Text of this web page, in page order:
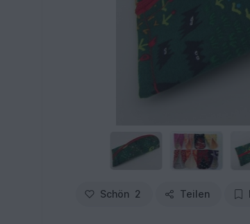
Schön 2 Teilen